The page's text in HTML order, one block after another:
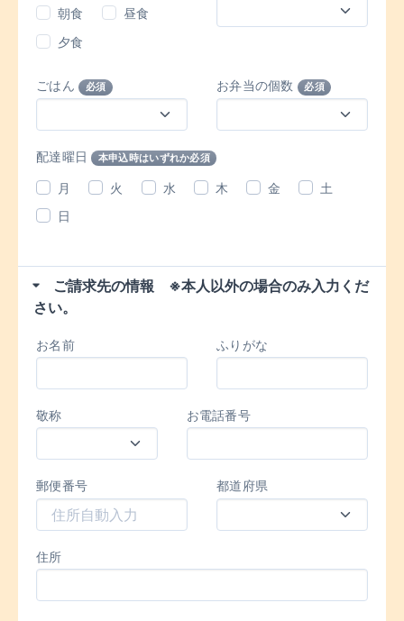
朝食
昼食
夕食
ごはん 必須 お弁当の個数 必須
配達曜日 本申込時はいずれか必須
月 火 水 木 金
土
日
ご請求先の情報 ※本人以外の場合のみ入力くだ
さい。
お名前 ふりがな
敬称 お電話番号
郵便番号 都道府県
住所